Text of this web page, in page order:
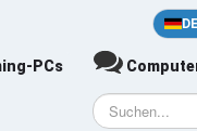
DE
PCs